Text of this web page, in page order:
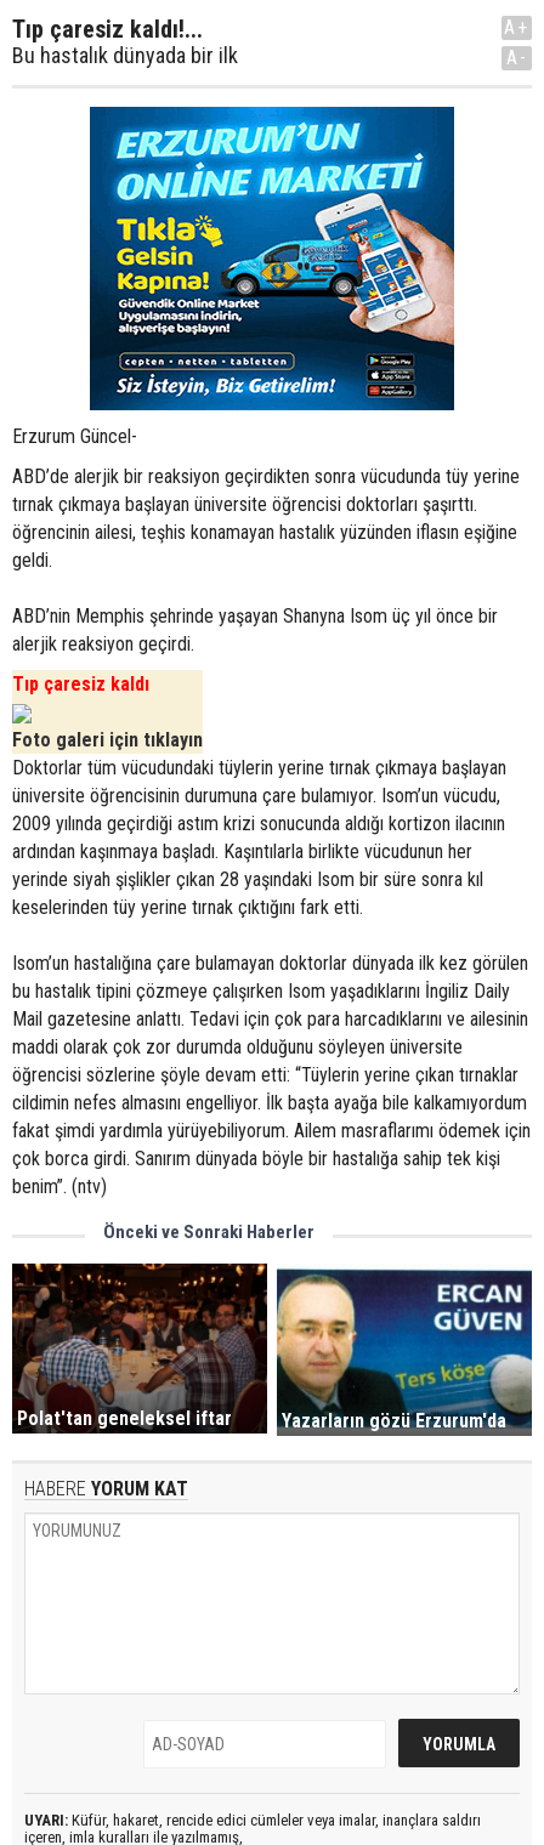
Tıp çaresiz kaldı!...
Bu hastalık dünyada bir ilk
A+
A-
Erzurum Güncel-
ABD’de alerjik bir reaksiyon geçirdikten sonra vücudunda tüy yerine
tırnak çıkmaya başlayan üniversite öğrencisi doktorları şaşırttı.
öğrencinin ailesi, teşhis konamayan hastalık yüzünden iflasın eşiğine
geldi.
ABD’nin Memphis şehrinde yaşayan Shanyna Isom üç yıl önce bir
alerjik reaksiyon geçirdi.
Tıp çaresiz kaldı
Foto galeri için tıklayın
Doktorlar tüm vücudundaki tüylerin yerine tırnak çıkmaya başlayan
üniversite öğrencisinin durumuna çare bulamıyor. Isom’un vücudu,
2009 yılında geçirdiği astım krizi sonucunda aldığı kortizon ilacının
ardından kaşınmaya başladı. Kaşıntılarla birlikte vücudunun her
yerinde siyah şişlikler çıkan 28 yaşındaki Isom bir süre sonra kıl
keselerinden tüy yerine tırnak çıktığını fark etti.
Isom’un hastalığına çare bulamayan doktorlar dünyada ilk kez görülen
bu hastalık tipini çözmeye çalışırken Isom yaşadıklarını İngiliz Daily
Mail gazetesine anlattı. Tedavi için çok para harcadıklarını ve ailesinin
maddi olarak çok zor durumda olduğunu söyleyen üniversite
öğrencisi sözlerine şöyle devam etti: “Tüylerin yerine çıkan tırnaklar
cildimin nefes almasını engelliyor. İlk başta ayağa bile kalkamıyordum
fakat şimdi yardımla yürüyebiliyorum. Ailem masraflarımı ödemek için
çok borca girdi. Sanırım dünyada böyle bir hastalığa sahip tek kişi
benim”. (ntv)
Önceki ve Sonraki Haberler
Polat'tan geneleksel iftar Yazarların gözü Erzurum'da
HABERE YORUM KAT
UYARI: Küfür, hakaret, rencide edici cümleler veya imalar, inançlara saldırı
içeren, imla kuralları ile yazılmamış,